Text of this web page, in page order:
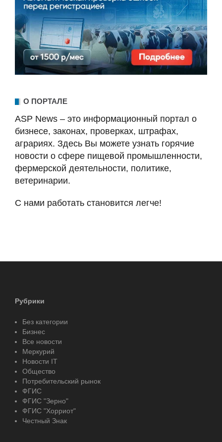
О ПОРТАЛЕ
ASP News – это информационный портал о
бизнесе, законах, проверках, штрафах,
аграриях. Здесь Вы можете узнать горячие
новости о сфере пищевой промышленности,
фермерской деятельности, политике,
ветеринарии.
С нами работать становится легче!
Рубрики
Без категории
Бизнес
Все новости
Меркурий
Новости IT
Общество
Потребительский рынок
ФГИС
ФГИС "Зерно"
ФГИС "Хорриот"
Честный Знак